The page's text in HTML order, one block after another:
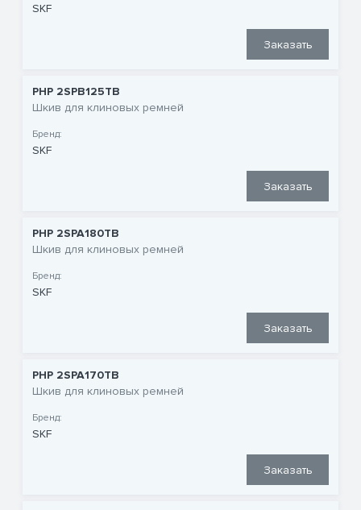
SKF
Заказать
PHP 2SPB125TB
Шкив для клиновых ремней
Бренд:
SKF
Заказать
PHP 2SPA180TB
Шкив для клиновых ремней
Бренд:
SKF
Заказать
PHP 2SPA170TB
Шкив для клиновых ремней
Бренд:
SKF
Заказать